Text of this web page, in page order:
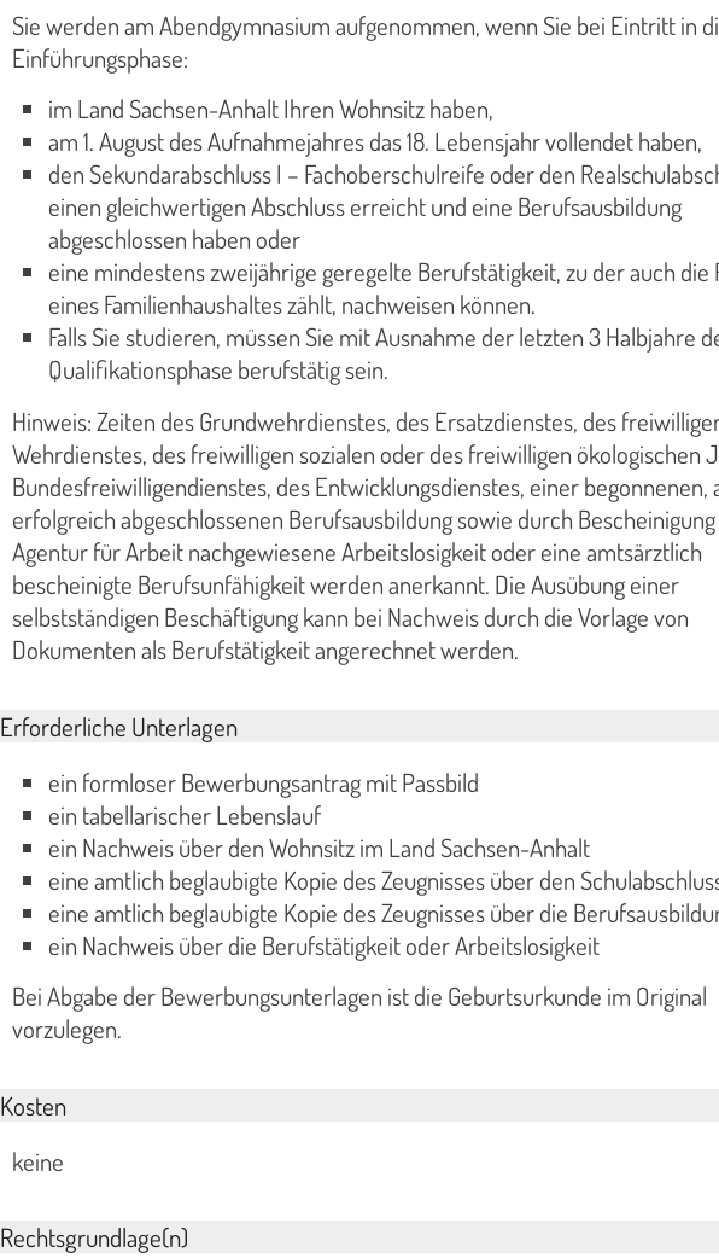
Sie werden am Abendgymnasium aufgenommen, wenn Sie bei Eintritt in
Einführungsphase:
im Land Sachsen-Anhalt Ihren Wohnsitz haben,
am 1. August des Aufnahmejahres das 18. Lebensjahr vollendet haben,
den Sekundarabschluss I – Fachoberschulreife oder den
einen gleichwertigen Abschluss erreicht und eine Berufsausbildung
abgeschlossen haben oder
eine mindestens zweijährige geregelte Berufstätigkeit, zu der auch die
eines Familienhaushaltes zählt, nachweisen können.
Falls Sie studieren, müssen Sie mit Ausnahme der letzten 3 Halbjahre
Qualifikationsphase berufstätig sein.
Hinweis: Zeiten des Grundwehrdienstes, des Ersatzdienstes, des
Wehrdienstes, des freiwilligen sozialen oder des freiwilligen ökologischen
Bundesfreiwilligendienstes, des Entwicklungsdienstes, einer begonnenen,
erfolgreich abgeschlossenen Berufsausbildung sowie durch
Agentur für Arbeit nachgewiesene Arbeitslosigkeit oder eine amtsärztlich
bescheinigte Berufsunfähigkeit werden anerkannt. Die Ausübung einer
selbstständigen Beschäftigung kann bei Nachweis durch die Vorlage von
Dokumenten als Berufstätigkeit angerechnet werden.
Erforderliche Unterlagen
ein formloser Bewerbungsantrag mit Passbild
ein tabellarischer Lebenslauf
ein Nachweis über den Wohnsitz im Land Sachsen-Anhalt
eine amtlich beglaubigte Kopie des Zeugnisses über den
eine amtlich beglaubigte Kopie des Zeugnisses über die
ein Nachweis über die Berufstätigkeit oder Arbeitslosigkeit
Bei Abgabe der Bewerbungsunterlagen ist die Geburtsurkunde im Original
vorzulegen.
Kosten
keine
Rechtsgrundlage(n)